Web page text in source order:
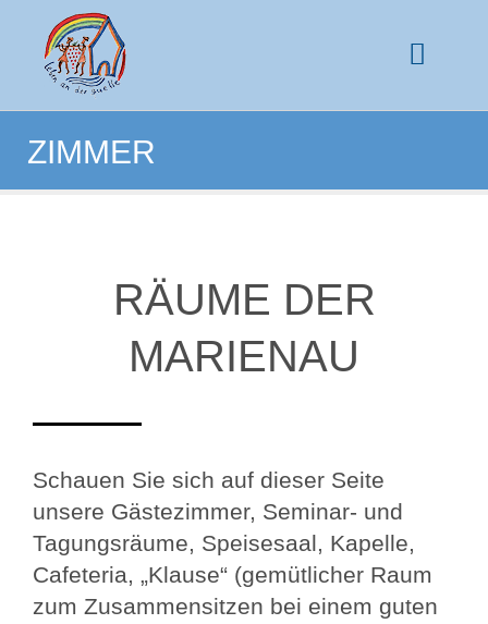
ZIMMER
RÄUME DER
MARIENAU
Schauen Sie sich auf dieser Seite
unsere Gästezimmer, Seminar- und
Tagungsräume, Speisesaal, Kapelle,
Cafeteria, „Klause“ (gemütlicher Raum
zum Zusammensitzen bei einem guten